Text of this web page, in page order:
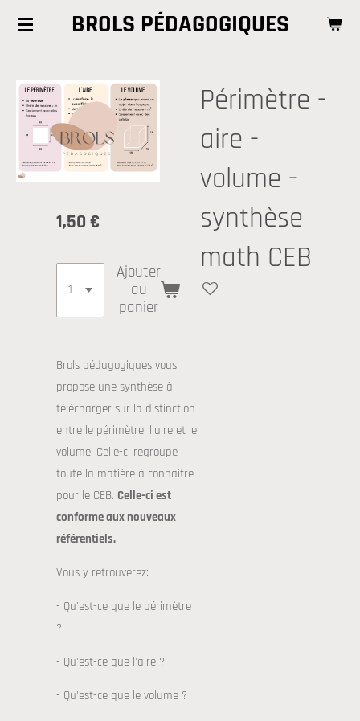
Passer
principal
BROLS PÉDAGOGIQUES
Périmètre -
aire -
volume -
synthèse
math CEB
1,50 €
Ajouter
au
panier
Brols pédagogiques vous
propose une synthèse à
télécharger sur la distinction
entre le périmètre, l'aire et le
volume. Celle-ci regroupe
toute la matière à connaitre
pour le CEB. Celle-ci est
conforme aux nouveaux
référentiels.
Vous y retrouverez:
- Qu'est-ce que le périmètre
?
- Qu'est-ce que l'aire ?
- Qu'est-ce que le volume ?